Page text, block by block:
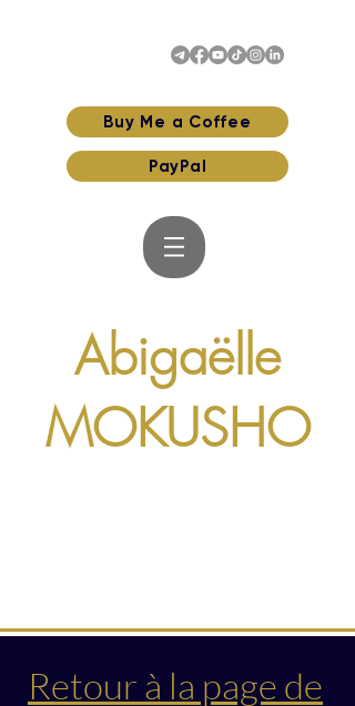
Buy Me a Coffee
PayPal
Abigaëlle
MOKUSHO
Retour à la page de